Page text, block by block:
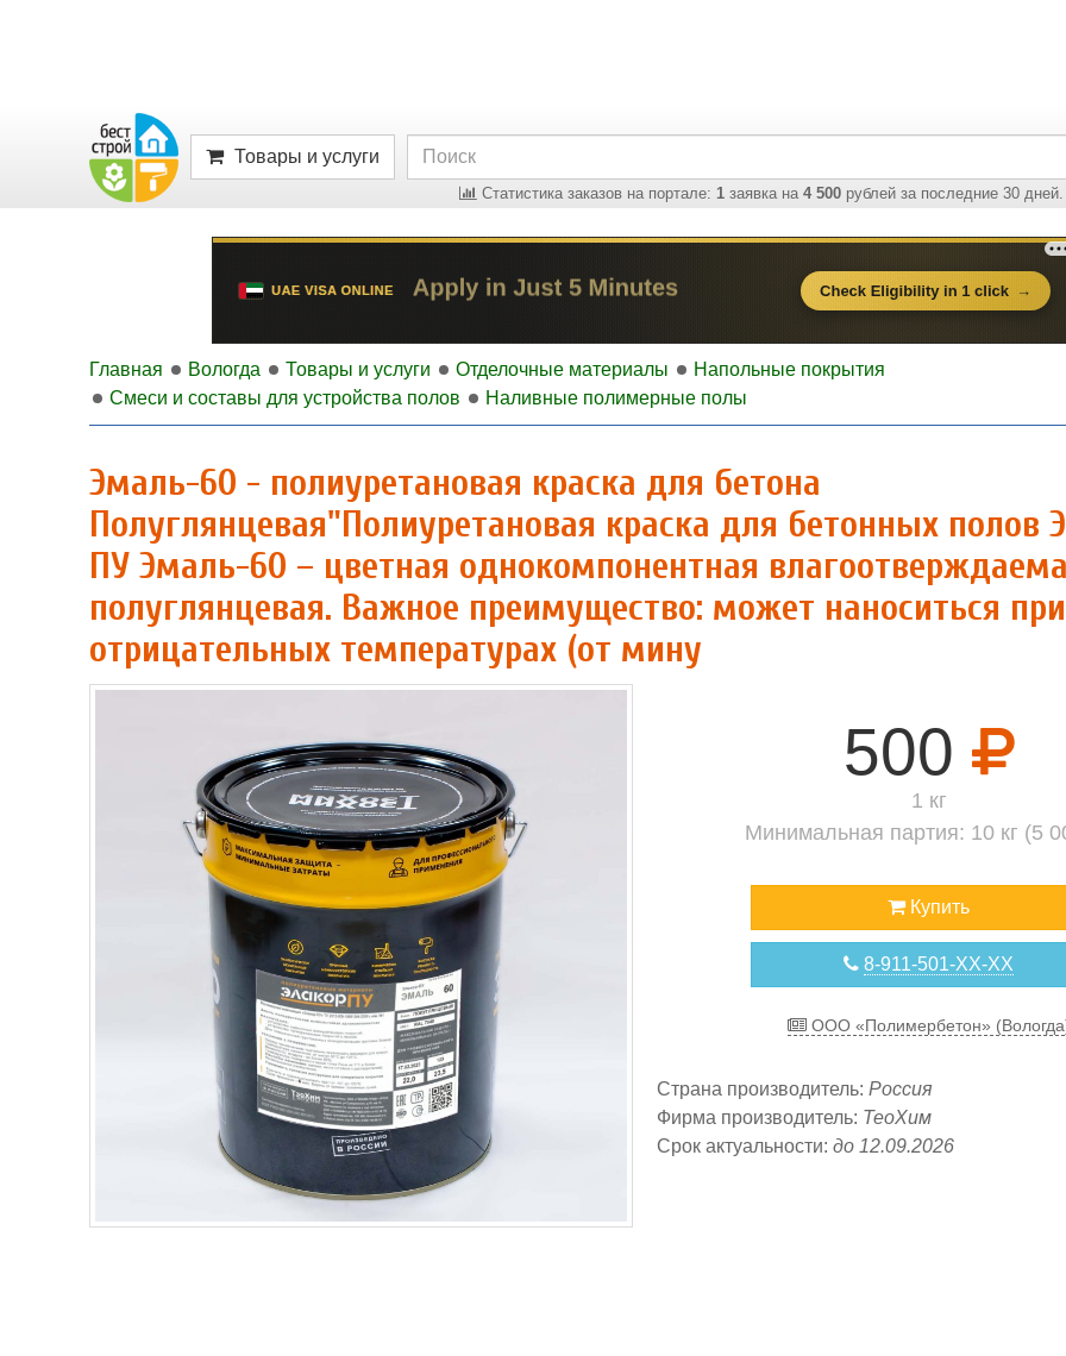
Товары и услуги
Статистика заказов на портале: 1заявка на 4 500рублей за последние 30 дней.
Главная Вологда Товары и услуги Отделочные материалы
Напольные покрытия
Смеси и составы для устройства полов
Наливные полимерные полы
Эмаль-60 - полиуретановая краска для бетона
Полуглянцевая"Полиуретановая краска для бетонных полов
ПУ Эмаль-60 – цветная однокомпонентная
полуглянцевая. Важное преимущество: может наноситься при
отрицательных температурах (от мину
500
1 кг
Минимальная партия: 10 кг (5
Купить
8-911-501-XX-XX
ООО «Полимербетон»
Страна производитель: Россия
Фирма производитель: ТеоХим
Срок актуальности: до 12.09.2026